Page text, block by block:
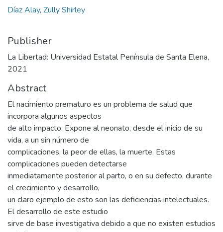
Díaz Alay, Zully Shirley
Publisher
La Libertad: Universidad Estatal Península de Santa Elena,
2021
Abstract
El nacimiento prematuro es un problema de salud que
incorpora algunos aspectos
de alto impacto. Expone al neonato, desde el inicio de su
vida, a un sin número de
complicaciones, la peor de ellas, la muerte. Estas
complicaciones pueden detectarse
inmediatamente posterior al parto, o en su defecto, durante
el crecimiento y desarrollo,
un claro ejemplo de esto son las deficiencias intelectuales.
El desarrollo de este estudio
sirve de base investigativa debido a que no existen estudios